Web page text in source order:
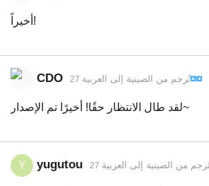
أخيراً!
CDO تُرجم من الصينية إلى العربية
لقد طال الانتظار حقًا! أخيرًا تم الإصدار~
Y yugutou من الصينية إلى العربية